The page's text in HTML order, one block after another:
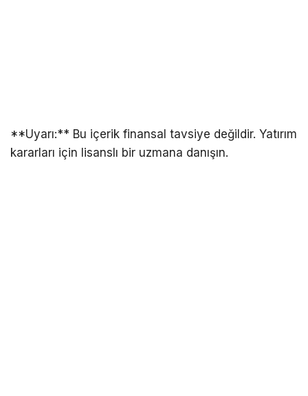
**Uyarı:** Bu içerik finansal tavsiye değildir. Yatırım
kararları için lisanslı bir uzmana danışın.